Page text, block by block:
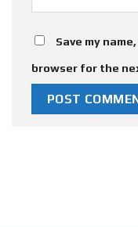
Save my
browser for the